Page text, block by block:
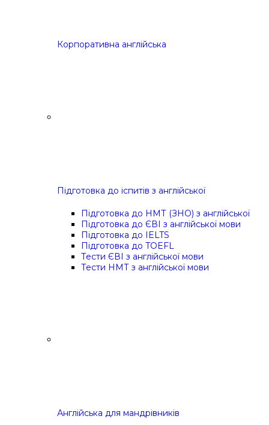
Корпоративна англійська
Підготовка до іспитів з англійської
Підготовка до НМТ (ЗНО) з англійської
Підготовка до ЄВІ з англійської мови
Підготовка до IELTS
Підготовка до TOEFL
Тести ЄВІ з англійської мови
Тести НМТ з англійської мови
Англійська для мандрівників